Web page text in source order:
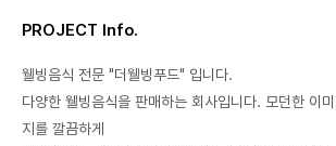
PROJECT Info.
웰빙음식 전문 "더웰빙푸드" 입니다.
다양한 웰빙음식을 판매하는 회사입니다. 모던한 이
지를 깔끔하게